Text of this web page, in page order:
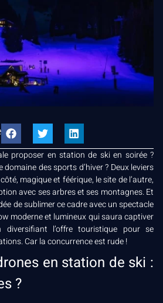
proposer en station de ski en soirée ?
des sports d’hiver ? Deux leviers
magique et féérique, le site de l’autre,
avec ses arbres et ses montagnes. Et
de sublimer ce cadre avec un spectacle
moderne et lumineux qui saura captiver
l’offre touristique pour se
Car la concurrence est rude !
en station de ski :
?